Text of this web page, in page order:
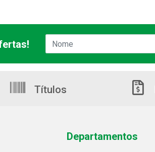
Títulos
Departamentos